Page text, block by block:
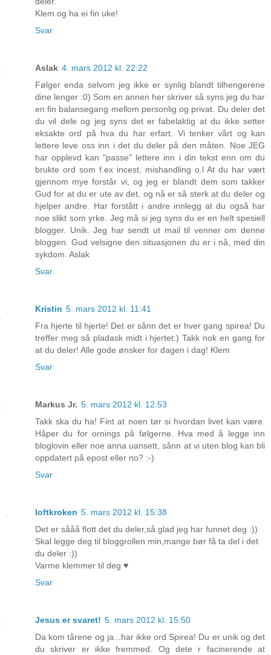
Klem og ha ei fin uke!
Svar
Aslak 4. mars 2012 kl. 22:22
Følger enda selvom jeg ikke er synlig blandt tilhengerene
dine lenger :0) Som en annen her skriver så syns jeg du har
en fin balansegang mellom personlig og privat. Du deler det
du vil dele og jeg syns det er fabelaktig at du ikke setter
eksakte ord på hva du har erfart. Vi tenker vårt og kan
lettere leve oss inn i det du deler på den måten. Noe JEG
har opplevd kan "passe" lettere inn i din tekst enn om du
brukte ord som f.ex incest, mishandling o.l At du har vært
gjennom mye forstår vi, og jeg er blandt dem som takker
Gud for at du er ute av det, og nå er så sterk at du deler og
hjelper andre. Har forstått i andre innlegg at du også har
noe slikt som yrke. Jeg må si jeg syns du er en helt spesiell
blogger. Unik. Jeg har sendt ut mail til venner om denne
bloggen. Gud velsigne den situasjonen du er i nå, med din
sykdom. Aslak
Svar
Kristin 5. mars 2012 kl. 11:41
Fra hjerte til hjerte! Det er sånn det er hver gang spirea! Du
treffer meg så pladask midt i hjertet:) Takk nok en gang for
at du deler! Alle gode ønsker for dagen i dag! Klem
Svar
Markus Jr. 5. mars 2012 kl. 12:53
Takk ska du ha! Fint at noen tør si hvordan livet kan være.
Håper du for ornings på følgerne. Hva med å legge inn
bloglovin eller noe anna uansett, sånn at vi uten blog kan bli
oppdatert på epost eller no? :-)
Svar
loftkroken 5. mars 2012 kl. 15:38
Det er sååå flott det du deler,så glad jeg har funnet deg :))
Skal legge deg til bloggrollen min,mange bør få ta del i det
du deler :))
Varme klemmer til deg ♥
Svar
Jesus er svaret! 5. mars 2012 kl. 15:50
Da kom tårene og ja...har ikke ord Spirea! Du er unik og det
du skriver er ikke fremmed. Og dete r facinerende at